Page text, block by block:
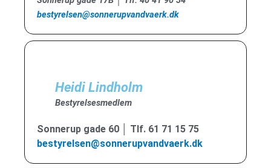
bestyrelsen@sonnerupvandvaerk.dk
Heidi Lindholm
Bestyrelsesmedlem
Sonnerup gade 60 │ Tlf. 61 71 15 75
bestyrelsen@sonnerupvandvaerk.dk